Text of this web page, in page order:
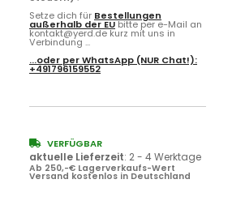
Setze dich für Bestellungen
außerhalb der EUbitte per e-Mail an
kontakt@yerd.de kurz mit uns in
Verbindung ...
...oder perWhatsApp (NUR Chat!):
+491796159552
VERFÜGBAR
aktuelle Lieferzeit: 2 - 4 Werktage
Ab 250,-€ Lagerverkaufs-Wert
Versand kostenlos in Deutschland